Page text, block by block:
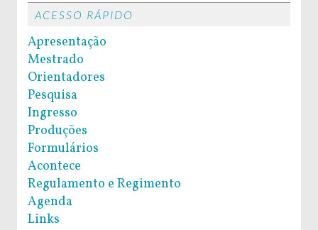
ACESSO RÁPIDO
Apresentação
Mestrado
Orientadores
Pesquisa
Ingresso
Produções
Formulários
Acontece
Regulamento e Regimento
Agenda
Links